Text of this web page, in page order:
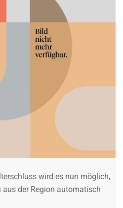
wird es nun möglich,
der Region automatisch